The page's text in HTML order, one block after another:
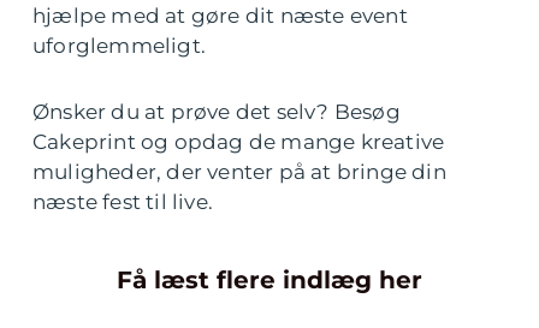
hjælpe med at gøre dit næste event
uforglemmeligt.
Ønsker du at prøve det selv? Besøg
Cakeprint og opdag de mange kreative
muligheder, der venter på at bringe din
næste fest til live.
Få læst flere indlæg her